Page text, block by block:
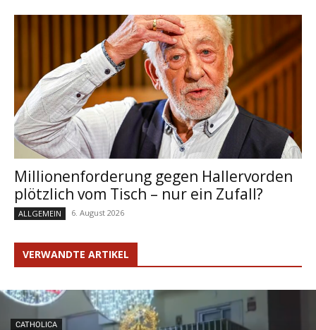
Millionenforderung gegen Hallervorden
plötzlich vom Tisch – nur ein Zufall?
ALLGEMEIN 6. August 2026
VERWANDTE ARTIKEL
CATHOLICA